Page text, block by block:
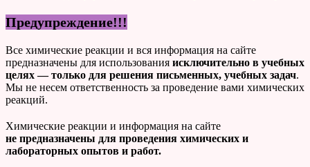
Предупреждение!!!
Все химические реакции и вся информация на сайте
предназначены для использования исключительно в учебных
целях — только для решения письменных, учебных задач.
Мы не несем ответственность за проведение вами химических
реакций.
Химические реакции и информация на сайте
не предназначены для проведения химических и
лабораторных опытов и работ.